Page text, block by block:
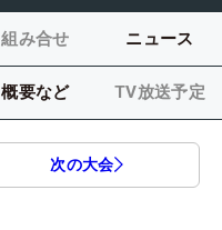
組み合せ ニュース
概要など TV放送予定
次の大会